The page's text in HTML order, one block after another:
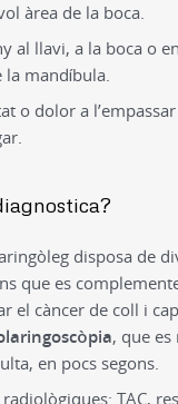
àrea de la boca.
al llavi, a la boca o
la mandíbula.
o dolor a
disposa de
que es
el càncer de coll i
, que es
en pocs segons.
TAC,